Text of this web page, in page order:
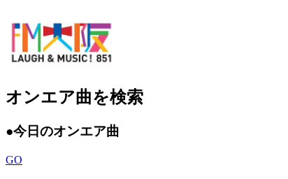
オンエア曲を検索
●今日のオンエア曲
GO